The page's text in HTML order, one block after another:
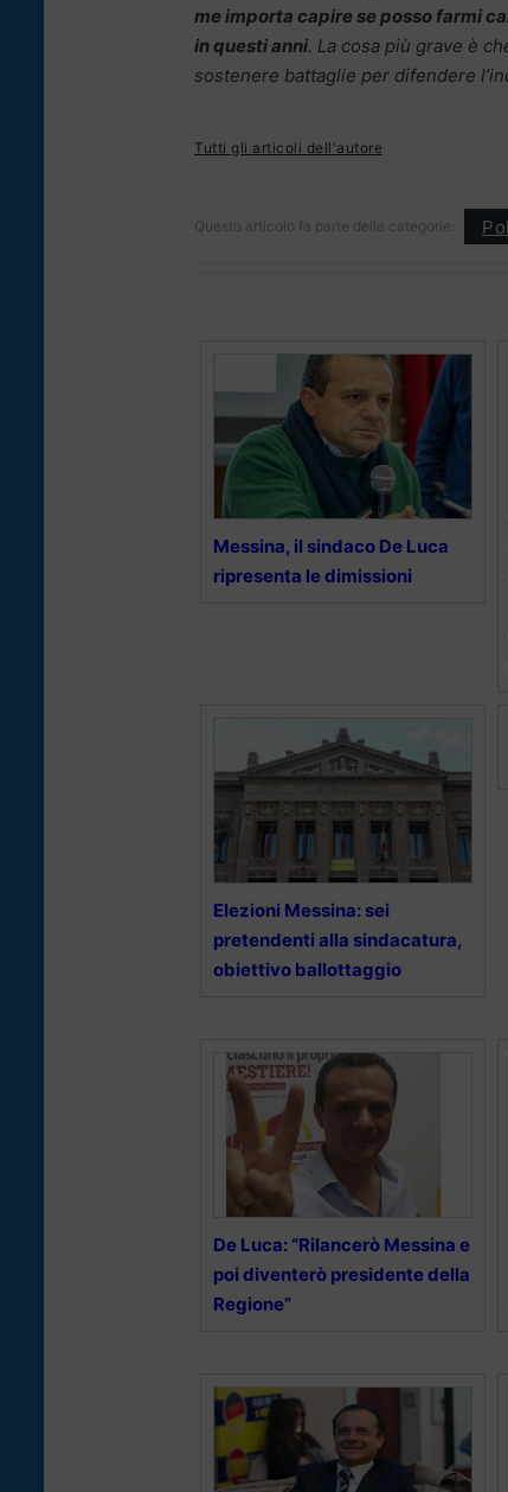
me importa capire se posso farmi
in questi anni. La cosa più grave è
sostenere battaglie per difendere
Tutti gli articoli dell'autore
Questo articolo fa parte delle categorie:
Messina, il sindaco De Luca
ripresenta le dimissioni
Elezioni Messina: sei
pretendenti alla sindacatura,
obiettivo ballottaggio
De Luca: “Rilancerò Messina e
poi diventerò presidente della
Regione”